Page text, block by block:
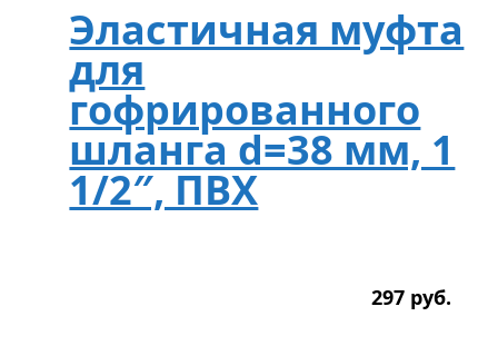
Эластичная муфта
для
гофрированного
шланга d=38 мм, 1
1/2″, ПВХ
297 руб.